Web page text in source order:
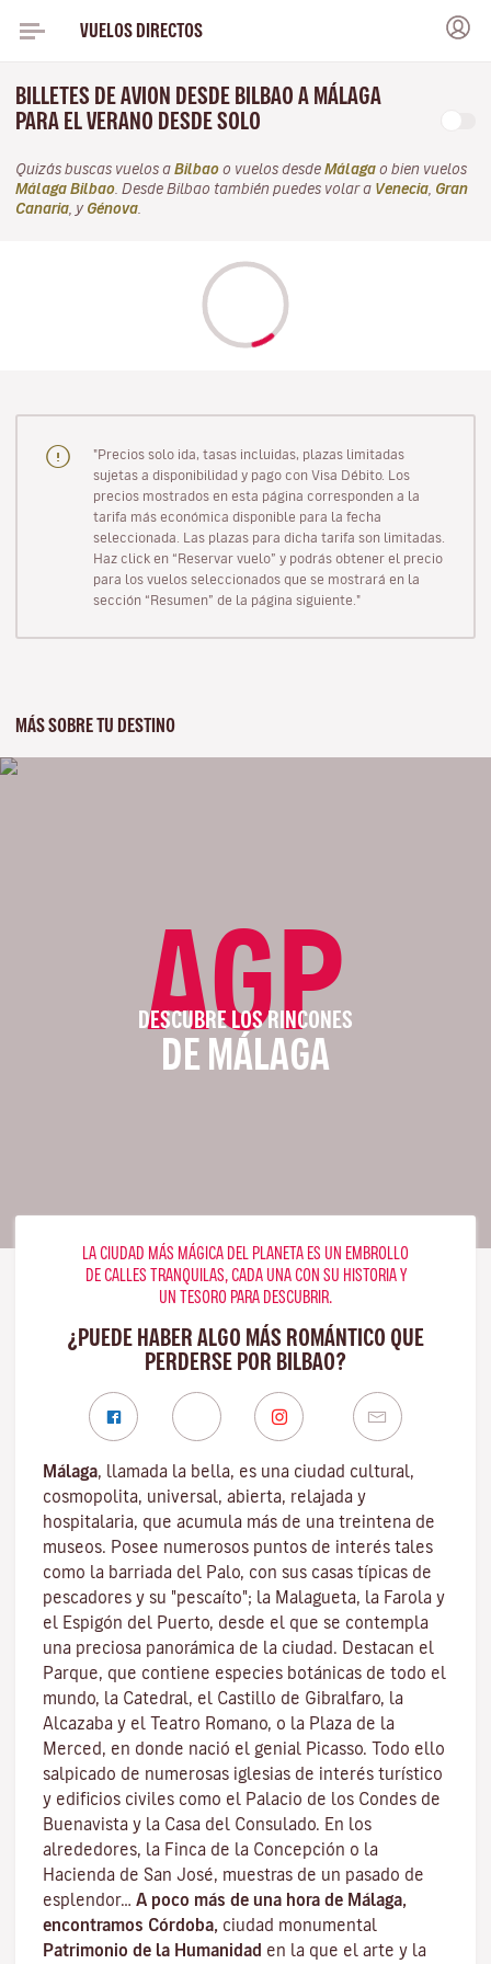
VUELOS DIRECTOS
BILLETES DE AVION DESDE BILBAO A MÁLAGA
PARA EL VERANO DESDE SOLO
Quizás buscas vuelos a Bilbao o vuelos desde Málaga o bien vuelos
Málaga Bilbao . Desde Bilbao también puedes volar a Venecia Gran
Canaria , y Génova
"Precios solo ida, tasas incluidas, plazas limitadas
sujetas a disponibilidad y pago con Visa Débito. Los
precios mostrados en esta página corresponden a la
tarifa más económica disponible para la fecha
seleccionada. Las plazas para dicha tarifa son limitadas.
Haz click en “Reservar vuelo” y podrás obtener el precio
para los vuelos seleccionados que se mostrará en la
sección “Resumen” de la página siguiente."
MÁS SOBRE TU DESTINO
AGP
DESCUBRE LOS RINCONES
DE MÁLAGA
LA CIUDAD MÁS MÁGICA DEL PLANETA ES UN EMBROLLO
DE CALLES TRANQUILAS, CADA UNA CON SU HISTORIA Y
UN TESORO PARA DESCUBRIR.
¿PUEDE HABER ALGO MÁS ROMÁNTICO QUE
PERDERSE POR BILBAO?
Málaga, llamada la bella, es una ciudad cultural,
cosmopolita, universal, abierta, relajada y
hospitalaria, que acumula más de una treintena de
museos. Posee numerosos puntos de interés tales
como la barriada del Palo, con sus casas típicas de
pescadores y su "pescaíto"; la Malagueta, la Farola y
el Espigón del Puerto, desde el que se contempla
una preciosa panorámica de la ciudad. Destacan el
Parque, que contiene especies botánicas de todo el
mundo, la Catedral, el Castillo de Gibralfaro, la
Alcazaba y el Teatro Romano, o la Plaza de la
Merced, en donde nació el genial Picasso. Todo ello
salpicado de numerosas iglesias de interés turístico
y edificios civiles como el Palacio de los Condes de
Buenavista y la Casa del Consulado. En los
alrededores, la Finca de la Concepción o la
Hacienda de San José, muestras de un pasado de
esplendor… A poco más de una hora de Málaga,
encontramos Córdoba, ciudad monumental
Patrimonio de la Humanidad en la que el arte y la